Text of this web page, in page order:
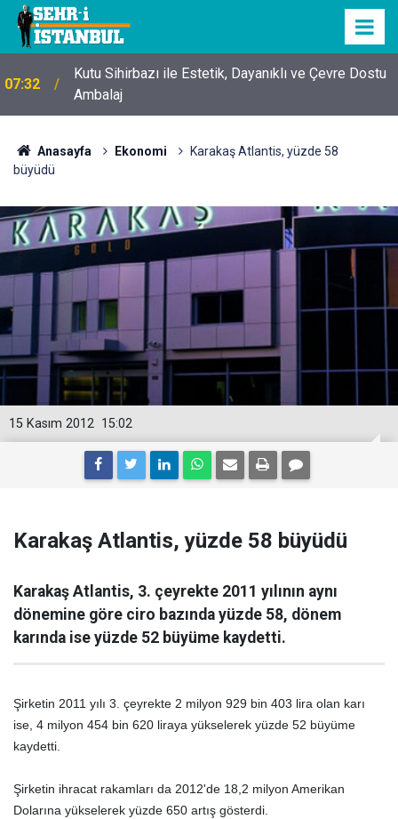
07:32
Kutu Sihirbazı ile Estetik, Dayanıklı ve Çevre Dostu
Ambalaj
Anasayfa Ekonomi
Karakaş Atlantis, yüzde 58
büyüdü
15:02
15 Kasım 2012
Karakaş Atlantis, yüzde 58 büyüdü
Karakaş Atlantis, 3. çeyrekte 2011 yılının aynı
dönemine göre ciro bazında yüzde 58, dönem
karında ise yüzde 52 büyüme kaydetti.
Şirketin 2011 yılı 3. çeyrekte 2 milyon 929 bin 403 lira olan karı
ise, 4 milyon 454 bin 620 liraya yükselerek yüzde 52 büyüme
kaydetti.
Şirketin ihracat rakamları da 2012'de 18,2 milyon Amerikan
Dolarına yükselerek yüzde 650 artış gösterdi.